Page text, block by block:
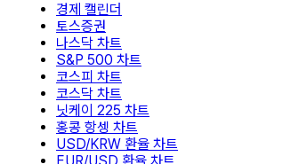
경제 캘린더
토스증권
나스닥 차트
S&P 500 차트
코스피 차트
코스닥 차트
닛케이 225 차트
홍콩 항셍 차트
USD/KRW 환율 차트